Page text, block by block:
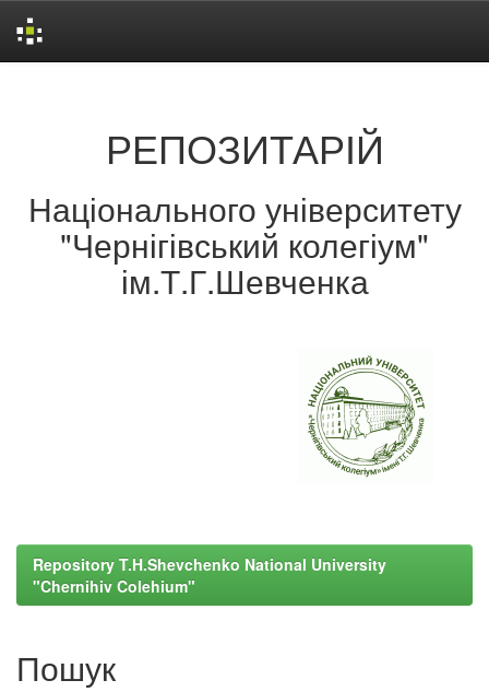
РЕПОЗИТАРІЙ
Національного університету
"Чернігівський колегіум"
ім.Т.Г.Шевченка
Repository T.H.Shevchenko National University
"Chernihiv Colehium"
Пошук